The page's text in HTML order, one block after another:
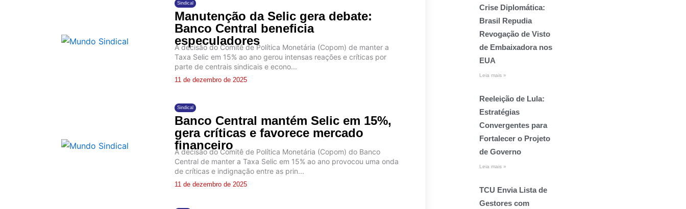
Sindical
Manutenção da Selic gera debate:
Banco Central beneficia
especuladores
A decisão do Comitê de Política Monetária (Copom) de manter a
Taxa Selic em 15% ao ano gerou intensas reações e críticas por
parte de centrais sindicais e econo...
11 de dezembro de 2025
Sindical
Banco Central mantém Selic em 15%,
gera críticas e favorece mercado
financeiro
A decisão do Comitê de Política Monetária (Copom) do Banco
Central de manter a Taxa Selic em 15% ao ano provocou uma onda
de críticas e indignação entre as prin...
11 de dezembro de 2025
Crise Diplomática:
Brasil Repudia
Revogação de Visto
de Embaixadora nos
EUA
Leia mais »
Reeleição de Lula:
Estratégias
Convergentes para
Fortalecer o Projeto
de Governo
Leia mais »
TCU Envia Lista de
Gestores com